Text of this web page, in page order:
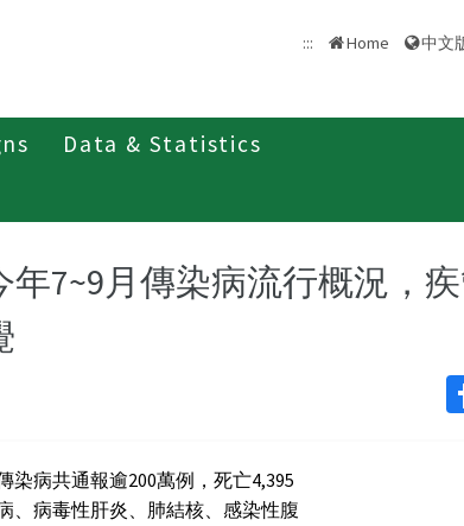
::: Home 中文
Data & Statistics
7~9月傳染病流行概況，
染病共通報逾200萬例，死亡4,395
、病毒性肝炎、肺結核、感染性腹